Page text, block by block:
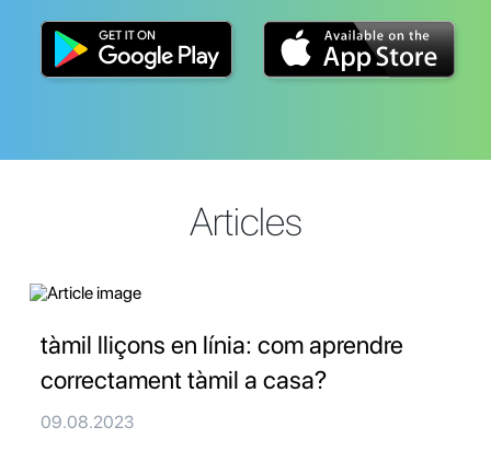
Articles
tàmil lliçons en línia: com aprendre
correctament tàmil a casa?
09.08.2023